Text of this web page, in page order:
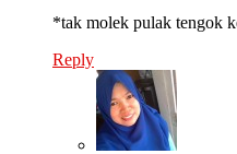
*tak molek pulak tengok
Reply